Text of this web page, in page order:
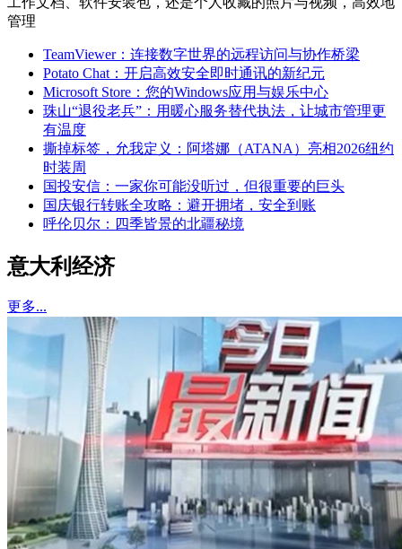
管理
TeamViewer：连接数字世界的远程访问与协作桥梁
Potato Chat：开启高效安全即时通讯的新纪元
Microsoft Store：您的Windows应用与娱乐中心
珠山“退役老兵”：用暖心服务替代执法，让城市管理更
有温度
撕掉标签，允我定义：阿塔娜（ATANA）亮相2026纽约
时装周
国投安信：一家你可能没听过，但很重要的巨头
国庆银行转账全攻略：避开拥堵，安全到账
呼伦贝尔：四季皆景的北疆秘境
意大利经济
更多...